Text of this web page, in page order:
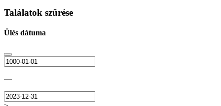
Találatok szűrése
Ülés dátuma
—